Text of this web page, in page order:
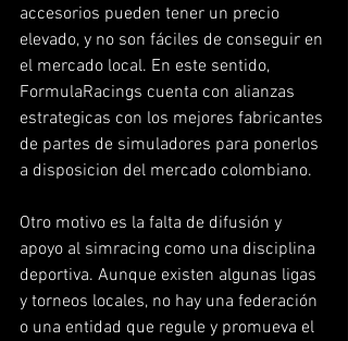
accesorios pueden tener un precio
elevado, y no son fáciles de conseguir en
el mercado local. En este sentido,
FormulaRacings cuenta con alianzas
estrategicas con los mejores fabricantes
de partes de simuladores para ponerlos
a disposicion del mercado colombiano.
Otro motivo es la falta de difusión y
apoyo al simracing como una disciplina
deportiva. Aunque existen algunas ligas
y torneos locales, no hay una federación
o una entidad que regule y promueva el